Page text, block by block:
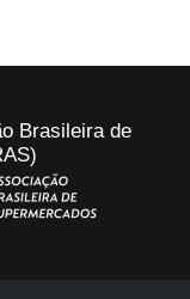
Brasileira de